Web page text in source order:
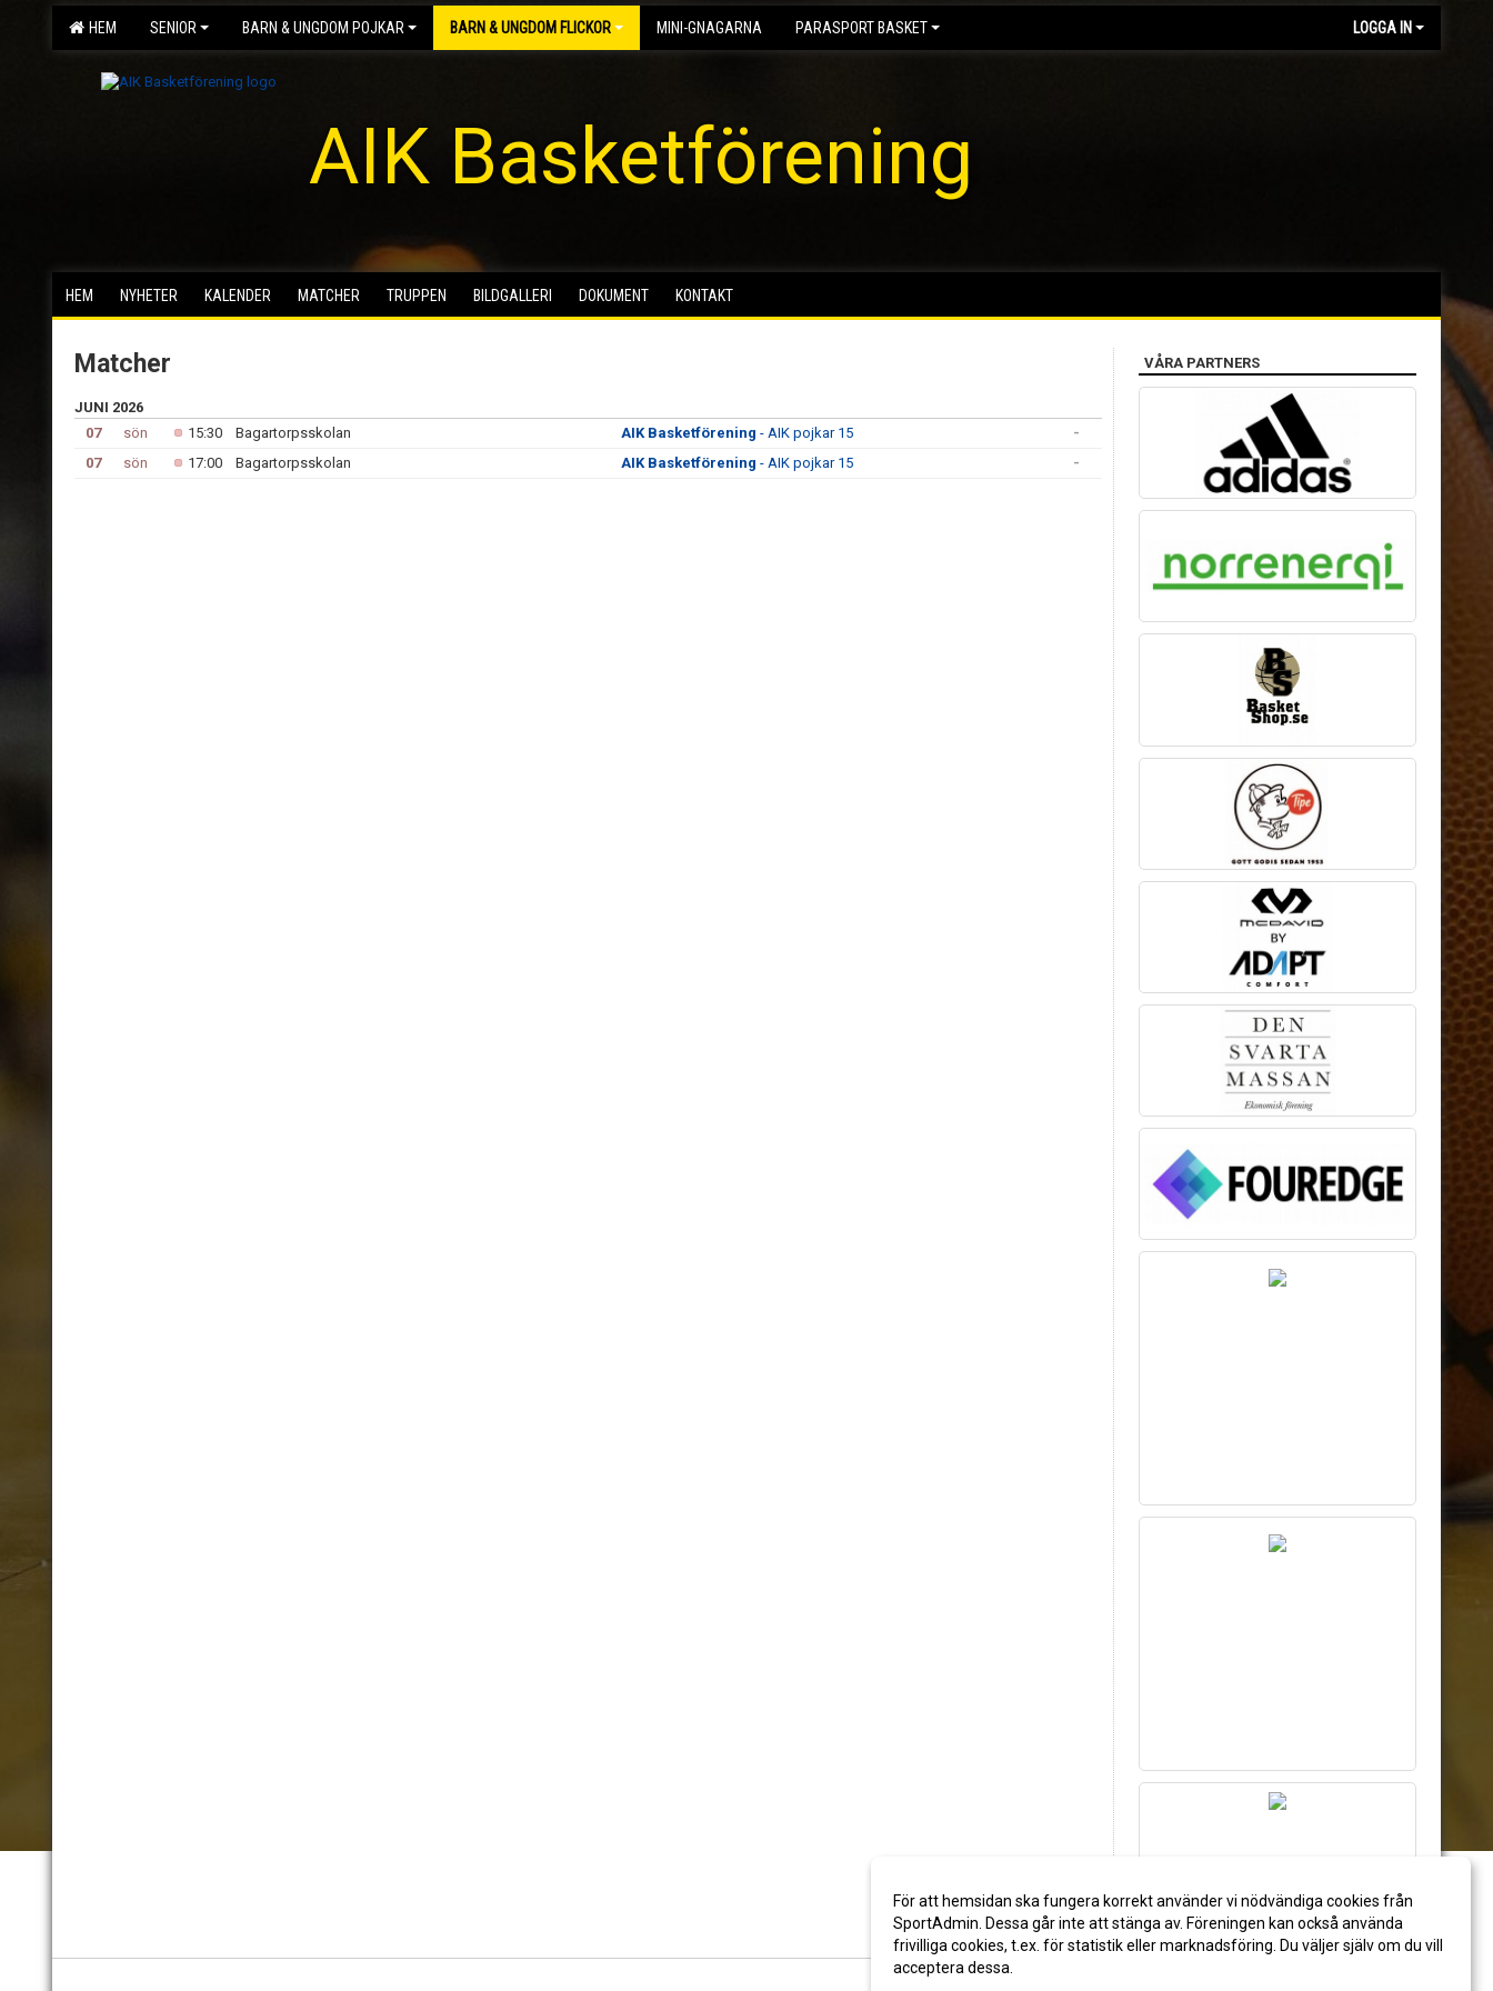
HEM SENIOR BARN & UNGDOM POJKAR BARN & UNGDOM FLICKOR MINI-GNAGARNA PARASPORT BASKET LOGGA IN
AIK Basketförening
HEM NYHETER KALENDER MATCHER TRUPPEN BILDGALLERI DOKUMENT KONTAKT
Matcher
JUNI 2026
07
sön 15:30 Bagartorpsskolan AIK Basketförening - AIK pojkar 15
-
07
sön 17:00 Bagartorpsskolan AIK Basketförening - AIK pojkar 15 -
VÅRA PARTNERS
För att hemsidan ska fungera korrekt använder vi nödvändiga cookies från
SportAdmin. Dessa går inte att stänga av. Föreningen kan också använda
frivilliga cookies, t.ex. för statistik eller marknadsföring. Du väljer själv om du vill
acceptera dessa.